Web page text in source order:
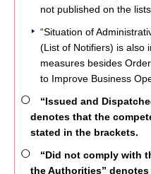
not published on the lists.
“Situation of
(List of Notifiers) is also
measures besides
to Improve Business
“Issued and
denotes that the
stated in the brackets.
“Did not comply with
the Authorities”